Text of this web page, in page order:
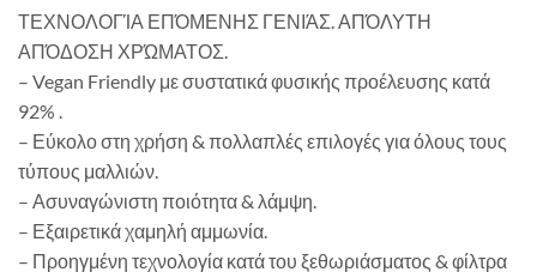
ΤΕΧΝΟΛΟΓΊΑ ΕΠΌΜΕΝΗΣ ΓΕΝΙΆΣ. ΑΠΌΛΥΤΗ
ΑΠΌΔΟΣΗ ΧΡΏΜΑΤΟΣ.
– Vegan Friendly με συστατικά φυσικής προέλευσης κατά
92% .
– Εύκολο στη χρήση & πολλαπλές επιλογές για όλους τους
τύπους μαλλιών.
– Ασυναγώνιστη ποιότητα & λάμψη.
– Εξαιρετικά χαμηλή αμμωνία.
– Προηγμένη τεχνολογία κατά του ξεθωριάσματος & φίλτρα